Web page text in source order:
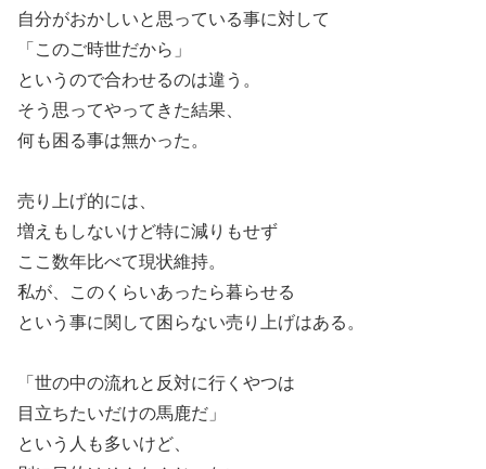
自分がおかしいと思っている事に対して
「このご時世だから」
というので合わせるのは違う。
そう思ってやってきた結果、
何も困る事は無かった。
売り上げ的には、
増えもしないけど特に減りもせず
ここ数年比べて現状維持。
私が、このくらいあったら暮らせる
という事に関して困らない売り上げはある。
「世の中の流れと反対に行くやつは
目立ちたいだけの馬鹿だ」
という人も多いけど、